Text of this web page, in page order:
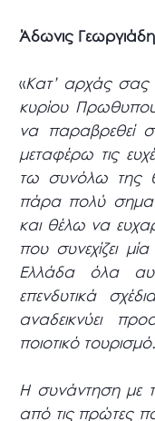
Άδωνις
«Κατ’ αρχάς σας
κυρίου
να παραβρεθεί
μεταφέρω τις
τω συνόλω της
πάρα πολύ
και θέλω να
που συνεχίζει
Ελλάδα όλα
επενδυτικά
αναδεικνύει
ποιοτικό τουρισμό.
Η συνάντηση με
από τις πρώτες